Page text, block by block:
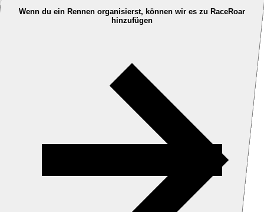
Wenn du ein Rennen organisierst, können wir es zu RaceRoar
hinzufügen